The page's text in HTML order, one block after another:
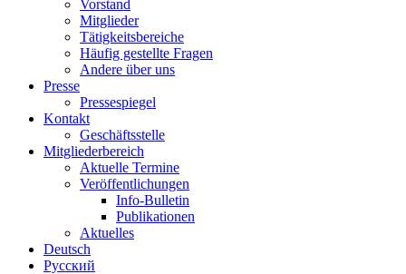
Vorstand
Mitglieder
Tätigkeitsbereiche
Häufig gestellte Fragen
Andere über uns
Presse
Pressespiegel
Kontakt
Geschäftsstelle
Mitgliederbereich
Aktuelle Termine
Veröffentlichungen
Info-Bulletin
Publikationen
Aktuelles
Deutsch
Русский